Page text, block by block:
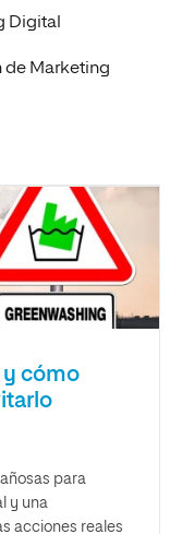
Digital
de Marketing
y cómo
para
y una
acciones reales